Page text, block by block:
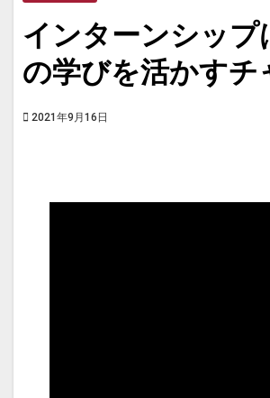
インターンシップ
の学びを活かすチ
2021年9月16日